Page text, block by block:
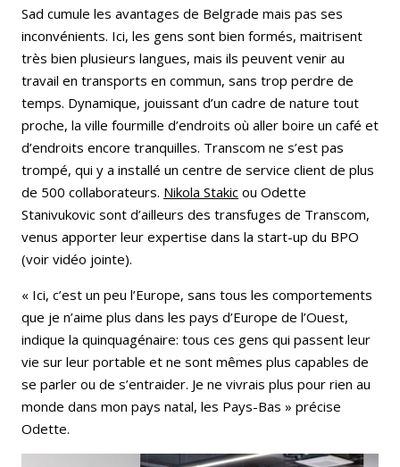
Sad cumule les avantages de Belgrade mais pas ses
inconvénients. Ici, les gens sont bien formés, maitrisent
très bien plusieurs langues, mais ils peuvent venir au
travail en transports en commun, sans trop perdre de
temps. Dynamique, jouissant d’un cadre de nature tout
proche, la ville fourmille d’endroits où aller boire un café et
d’endroits encore tranquilles. Transcom ne s’est pas
trompé, qui y a installé un centre de service client de plus
de 500 collaborateurs. Nikola Stakic ou Odette
Stanivukovic sont d’ailleurs des transfuges de Transcom,
venus apporter leur expertise dans la start-up du BPO
(voir vidéo jointe).
« Ici, c’est un peu l’Europe, sans tous les comportements
que je n’aime plus dans les pays d’Europe de l’Ouest,
indique la quinquagénaire: tous ces gens qui passent leur
vie sur leur portable et ne sont mêmes plus capables de
se parler ou de s’entraider. Je ne vivrais plus pour rien au
monde dans mon pays natal, les Pays-Bas » précise
Odette.